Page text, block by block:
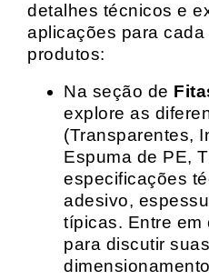
detalhes técnicos e
aplicações para
produtos:
Na seção de
explore as
(Transparentes,
Espuma de PE,
especificações
adesivo,
típicas. Entre em
para discutir